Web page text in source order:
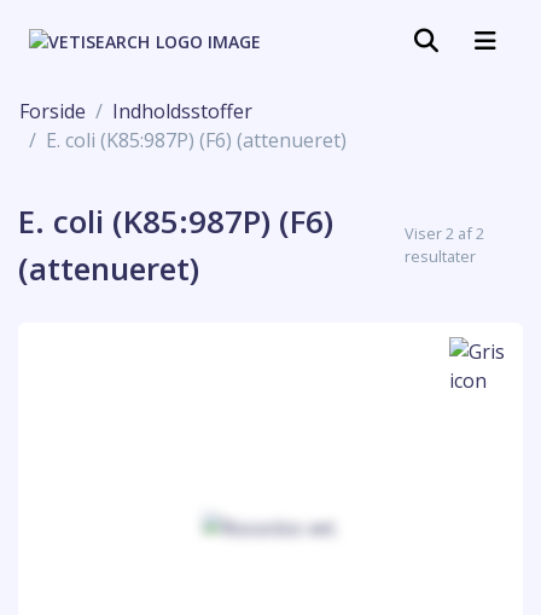
Forside
Indholdsstoffer
E. coli (K85:987P) (F6) (attenueret)
E. coli (K85:987P) (F6)
(attenueret)
Viser 2 af 2
resultater